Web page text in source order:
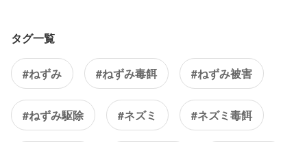
タグ一覧
#ねずみ #ねずみ毒餌 #ねずみ被害
#ねずみ駆除 #ネズミ #ネズミ毒餌